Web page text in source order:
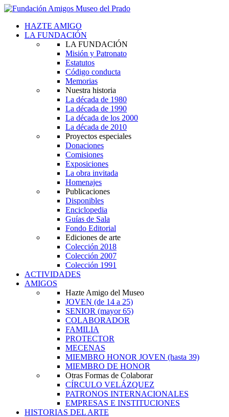
HAZTE AMIGO
LA FUNDACIÓN
LA FUNDACIÓN
Misión y Patronato
Estatutos
Código conducta
Memorias
Nuestra historia
La década de 1980
La década de 1990
La década de los 2000
La década de 2010
Proyectos especiales
Donaciones
Comisiones
Exposiciones
La obra invitada
Homenajes
Publicaciones
Disponibles
Enciclopedia
Guías de Sala
Fondo Editorial
Ediciones de arte
Colección 2018
Colección 2007
Colección 1991
ACTIVIDADES
AMIGOS
Hazte Amigo del Museo
JOVEN (de 14 a 25)
SENIOR (mayor 65)
COLABORADOR
FAMILIA
PROTECTOR
MECENAS
MIEMBRO HONOR JOVEN (hasta 39)
MIEMBRO DE HONOR
Otras Formas de Colaborar
CÍRCULO VELÁZQUEZ
PATRONOS INTERNACIONALES
EMPRESAS E INSTITUCIONES
HISTORIAS DEL ARTE